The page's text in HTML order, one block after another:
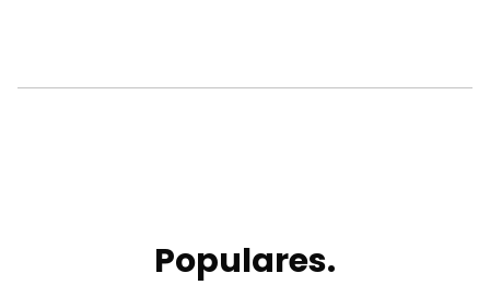
Populares.